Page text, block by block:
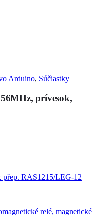
Arduino, Súčiastky
prívesok,
relé, magnetické